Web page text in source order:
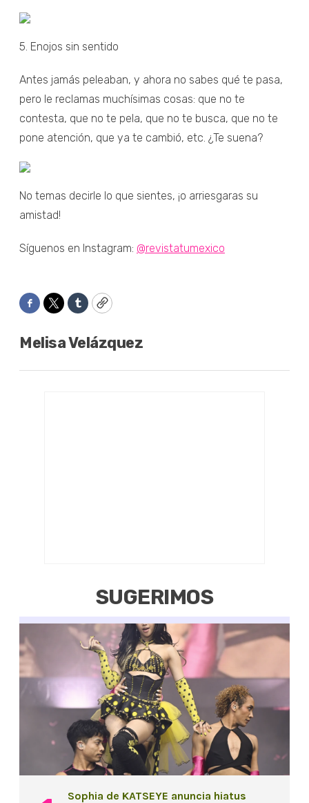
5. Enojos sin sentido
Antes jamás peleaban, y ahora no sabes qué te pasa,
pero le reclamas muchísimas cosas: que no te
contesta, que no te pela, que no te busca, que no te
pone atención, que ya te cambió, etc. ¿Te suena?
No temas decirle lo que sientes, ¡o arriesgaras su
amistad!
Síguenos en Instagram: @revistatumexico
Facebook
TwitterTumblrCopy
Melisa Velázquez
SUGERIMOS
Sophia de KATSEYE anuncia hiatus